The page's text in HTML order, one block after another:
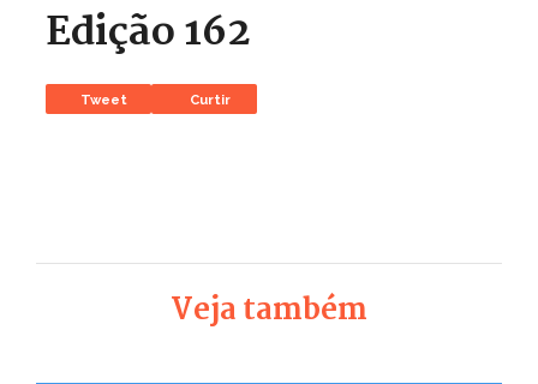
Edição 162
Tweet Curtir
Veja também